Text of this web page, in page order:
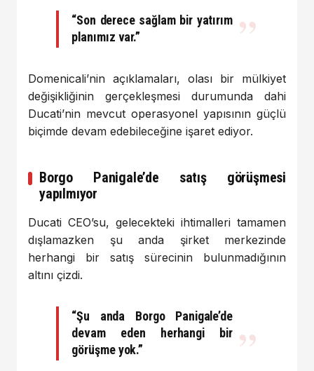
“Son derece sağlam bir yatırım
planımız var.”
Domenicali’nin açıklamaları, olası bir mülkiyet
değişikliğinin gerçekleşmesi durumunda dahi
Ducati’nin mevcut operasyonel yapısının güçlü
biçimde devam edebileceğine işaret ediyor.
Borgo Panigale’de satış görüşmesi
yapılmıyor
Ducati CEO’su, gelecekteki ihtimalleri tamamen
dışlamazken şu anda şirket merkezinde
herhangi bir satış sürecinin bulunmadığının
altını çizdi.
“Şu anda Borgo Panigale’de
devam eden herhangi bir
görüşme yok.”